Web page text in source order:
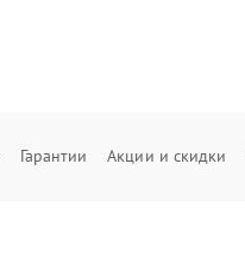
Гарантии Акции и скидки